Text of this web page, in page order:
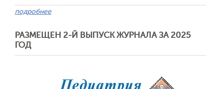
подробнее
РАЗМЕЩЕН 2-Й ВЫПУСК ЖУРНАЛА ЗА 2025
ГОД